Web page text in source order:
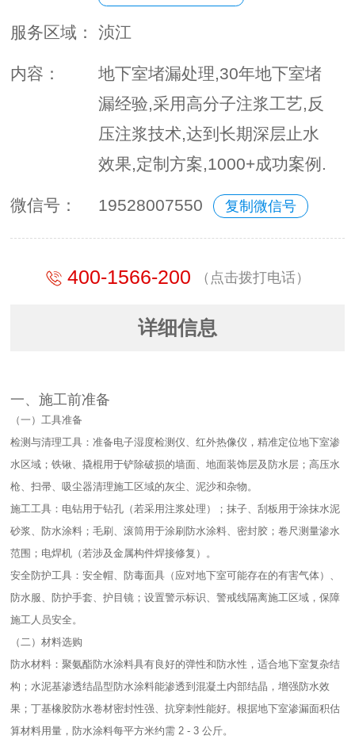
服务区域： 浈江
内容：
地下室堵漏处理,30年地下室堵
漏经验,采用高分子注浆工艺,反
压注浆技术,达到长期深层止水
效果,定制方案,1000+成功案例.
微信号： 19528007550 复制微信号
400-1566-200 （点击拨打电话）
详细信息
一、施工前准备​
（一）工具准备​
检测与清理工具：准备电子湿度检测仪、红外热像仪，精准定位地下室渗
水区域；铁锹、撬棍用于铲除破损的墙面、地面装饰层及防水层；高压水
枪、扫帚、吸尘器清理施工区域的灰尘、泥沙和杂物。​
施工工具：电钻用于钻孔（若采用注浆处理）；抹子、刮板用于涂抹水泥
砂浆、防水涂料；毛刷、滚筒用于涂刷防水涂料、密封胶；卷尺测量渗水
范围；电焊机（若涉及金属构件焊接修复）。​
安全防护工具：安全帽、防毒面具（应对地下室可能存在的有害气体）、
防水服、防护手套、护目镜；设置警示标识、警戒线隔离施工区域，保障
施工人员安全。​
（二）材料选购​
防水材料：聚氨酯防水涂料具有良好的弹性和防水性，适合地下室复杂结
构；水泥基渗透结晶型防水涂料能渗透到混凝土内部结晶，增强防水效
果；丁基橡胶防水卷材密封性强、抗穿刺性能好。根据地下室渗漏面积估
算材料用量，防水涂料每平方米约需 2 - 3 公斤。​